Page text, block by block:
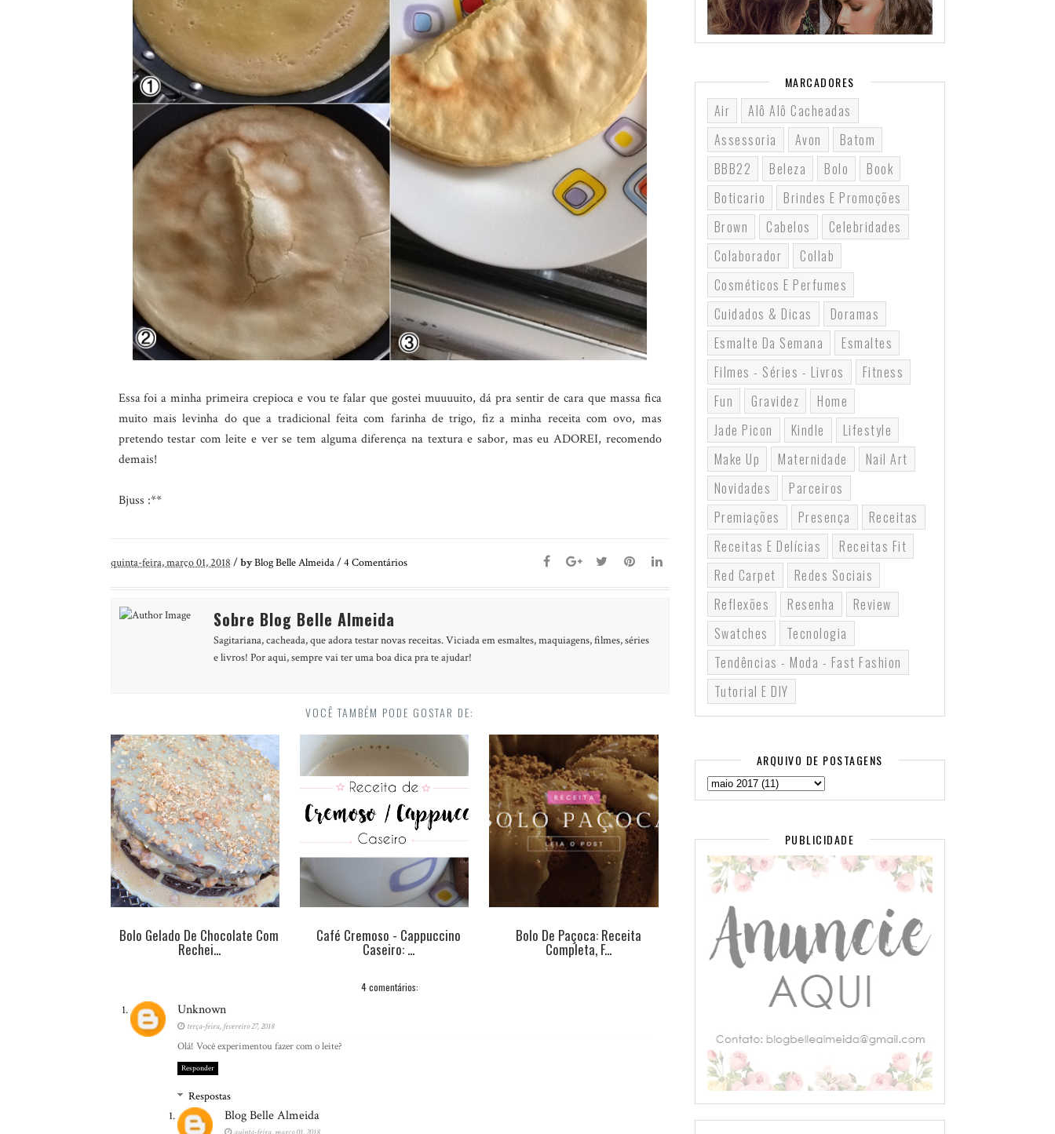
Essa foi a minha primeira crepioca e vou te falar que gostei muuuuito, dá pra sentir de cara que massa fica
muito mais levinha do que a tradicional feita com farinha de trigo, fiz a minha receita com ovo, mas
pretendo testar com leite e ver se tem alguma diferença na textura e sabor, mas eu ADOREI, recomendo
demais!
Bjuss :**
quinta-feira, março 01, 2018 /byBlog Belle Almeida/4 Comentários
Sobre Blog Belle Almeida
Sagitariana, cacheada, que adora testar novas receitas. Viciada em esmaltes, maquiagens, filmes, séries
e livros! Por aqui, sempre vai ter uma boa dica pra te ajudar!
VOCÊ TAMBÉM PODE GOSTAR DE:
Bolo Gelado De Chocolate Com
Rechei...
Café Cremoso - Cappuccino
Caseiro: ...
Bolo De Paçoca: Receita
Completa, F...
4 comentários:
Unknown
terça-feira, fevereiro 27, 2018
Olá! Você experimentou fazer com o leite?
Responder
Respostas
Blog Belle Almeida
MARCADORES
Air
Alô Alô Cacheadas
Assessoria
Avon
Batom
BBB22
Beleza Bolo
Book
Boticario
Brindes E Promoções
Brown
Cabelos
Celebridades
Colaborador
Collab
Cosméticos E Perfumes
Cuidados & Dicas
Doramas
Esmalte Da Semana
Esmaltes
Filmes - Séries - Livros
Fitness
Fun
Gravidez
Home
Jade Picon
Kindle
Lifestyle
Make Up
Maternidade
Nail Art
Novidades
Parceiros
Premiações
Presença
Receitas
Receitas E Delícias
Receitas Fit
Red Carpet
Redes Sociais
Reflexões
Resenha
Review
Swatches
Tecnologia
Tendências - Moda - Fast Fashion
Tutorial E DIY
ARQUIVO DE POSTAGENS
PUBLICIDADE